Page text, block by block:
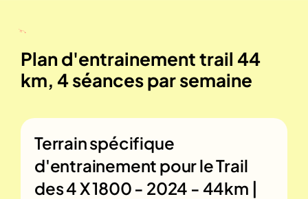
Plan d'entrainement trail 44
km, 4 séances par semaine
Terrain spécifique
d'entrainement pour leTrail
des 4 X 1800 - 2024 - 44km |